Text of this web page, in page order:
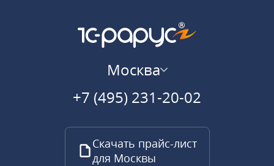
Москва
+7 (495) 231-20-02
Скачать прайс-лист
для Москвы